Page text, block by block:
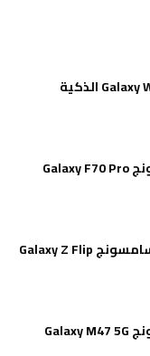
مواصفات هاتف سامسونج Galaxy F70 Pro
جميع مواصفات هاتف سامسونج Galaxy Z Flip
مواصفات هاتف سامسونج Galaxy M47 5G